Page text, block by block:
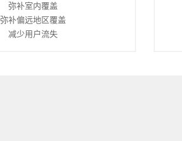
弥补室内覆盖
弥补偏远地区覆盖
减少用户流失